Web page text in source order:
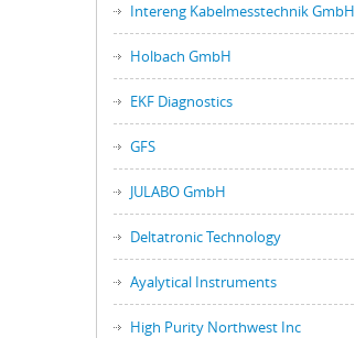
Intereng Kabelmesstechnik GmbH
Holbach GmbH
EKF Diagnostics
GFS
JULABO GmbH
Deltatronic Technology
Ayalytical Instruments
High Purity Northwest Inc